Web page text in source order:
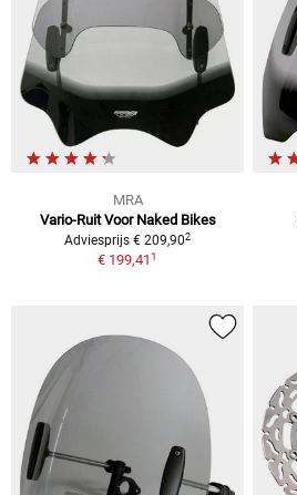
MRA
Vario-Ruit Voor Naked Bikes
Adviesprijs € 209,902
€ 199,411